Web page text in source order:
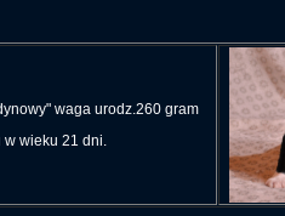
waga urodz.260 gram
w wieku 21 dni.